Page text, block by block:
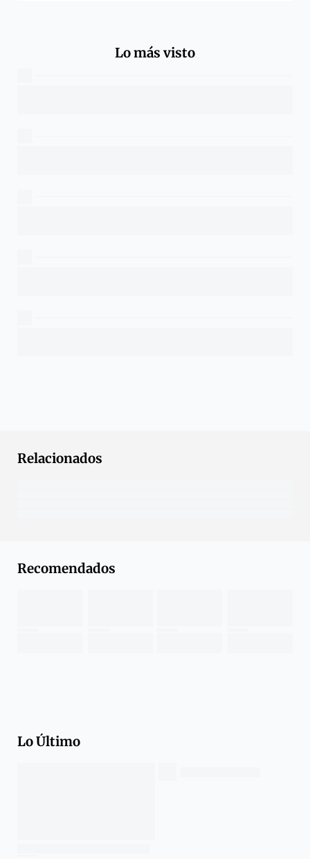
Lo más visto
Relacionados
Recomendados
Lo Último